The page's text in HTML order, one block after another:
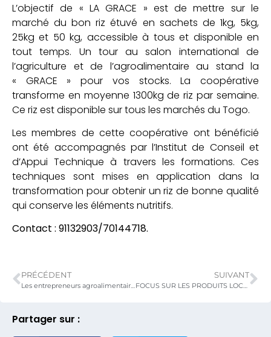
Partager sur :
L’objectif de « LA GRACE » est de mettre sur le
marché du bon riz étuvé en sachets de 1kg, 5kg,
25kg et 50 kg, accessible à tous et disponible en
tout temps. Un tour au salon international de
l’agriculture et de l’agroalimentaire au stand la
« GRACE » pour vos stocks. La coopérative
transforme en moyenne 1300kg de riz par semaine.
Ce riz est disponible sur tous les marchés du Togo.
Les membres de cette coopérative ont bénéficié
ont été accompagnés par l’Institut de Conseil et
d’Appui Technique à travers les formations. Ces
techniques sont mises en application dans la
transformation pour obtenir un riz de bonne qualité
qui conserve les éléments nutritifs.
Contact : 91132903/70144718.
PRÉCÉDENT SUIVANT
FOCUS SUR LES PRODUITS LOCAUX DU « GENIE DU PALAIS » DANS LES PLATEAUX